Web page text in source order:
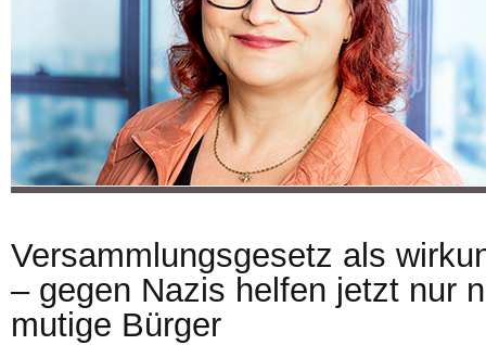
Versammlungsgesetz als
– gegen Nazis helfen jetzt nur
mutige Bürger